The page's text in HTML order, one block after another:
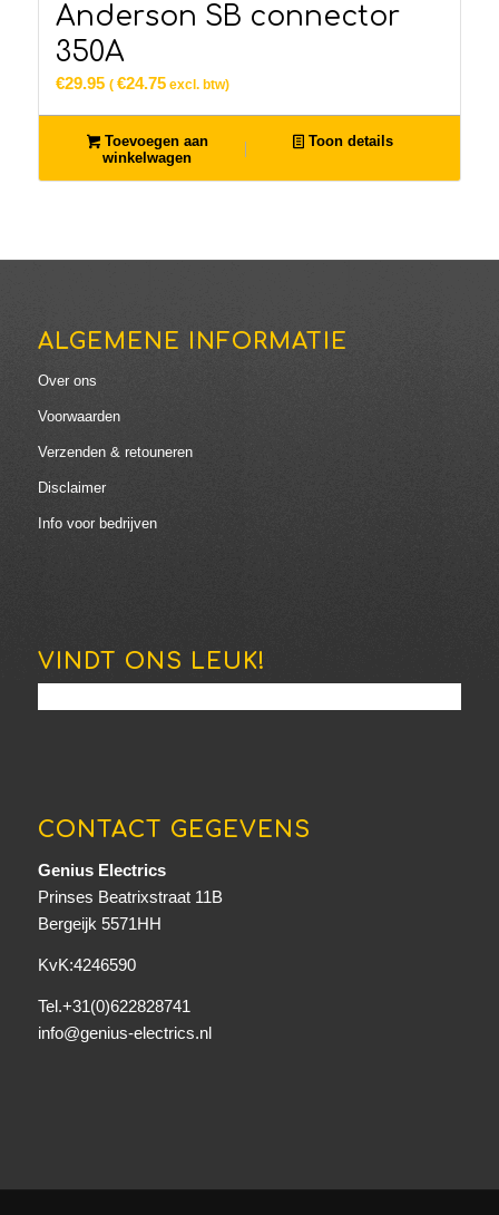
Anderson SB connector
350A
€29.95 ( €24.75excl. btw)
Toevoegen aan
winkelwagen
Toon details
ALGEMENE INFORMATIE
Over ons
Voorwaarden
Verzenden & retouneren
Disclaimer
Info voor bedrijven
VINDT ONS LEUK!
CONTACT GEGEVENS
Genius Electrics
Prinses Beatrixstraat 11B
Bergeijk 5571HH
KvK:4246590
Tel.+31(0)622828741
info@genius-electrics.nl